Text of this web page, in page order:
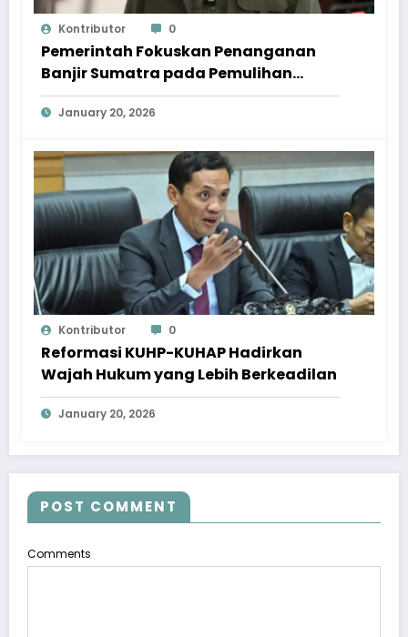
Kontributor 0
Pemerintah Fokuskan Penanganan
Banjir Sumatra pada Pemulihan
Berkelanjutan
January 20, 2026
Kontributor 0
Reformasi KUHP-KUHAP Hadirkan
Wajah Hukum yang Lebih Berkeadilan
January 20, 2026
POST COMMENT
Comments